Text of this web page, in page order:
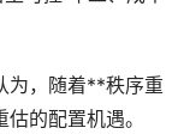
，随着**秩序重
的配置机遇。